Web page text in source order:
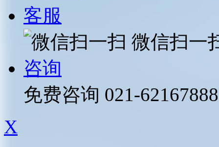
客服
微信扫一
咨询
免费咨询 021-62167888
X